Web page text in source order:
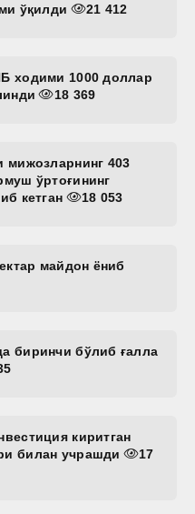
ўқилди
21 412
ходими 1000 доллар
18 369
мижозларнинг 403
ўртоғининг
кетган
18 053
майдон ёниб
биринчи бўлиб ғалла
киритган
билан учрашди
17